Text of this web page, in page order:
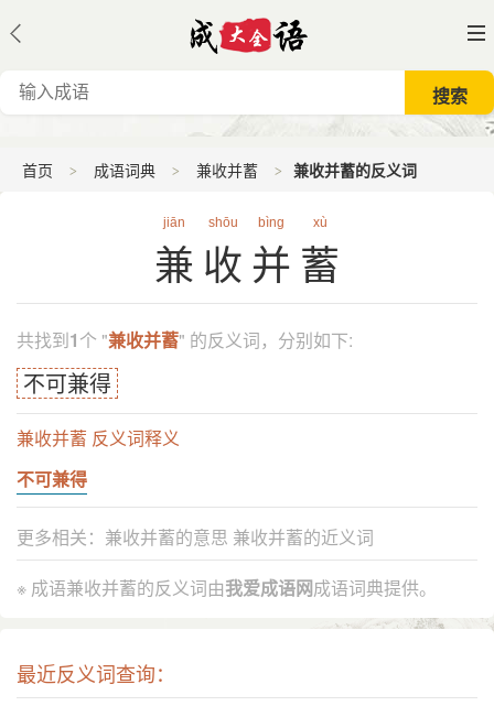
首页 成语词典 兼收并蓄 兼收并蓄的反义词
jiān shōu bìng xù
兼收并蓄
共找到1个 "兼收并蓄" 的反义词，分别如下:
不可兼得
兼收并蓄 反义词释义
不可兼得
更多相关： 兼收并蓄的意思 兼收并蓄的近义词
※ 成语兼收并蓄的反义词由我爱成语网成语词典提供。
最近反义词查询：